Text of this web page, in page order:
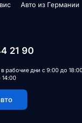
Авто из Германии
21 90
рабочие дни с 9:00 до
14:00